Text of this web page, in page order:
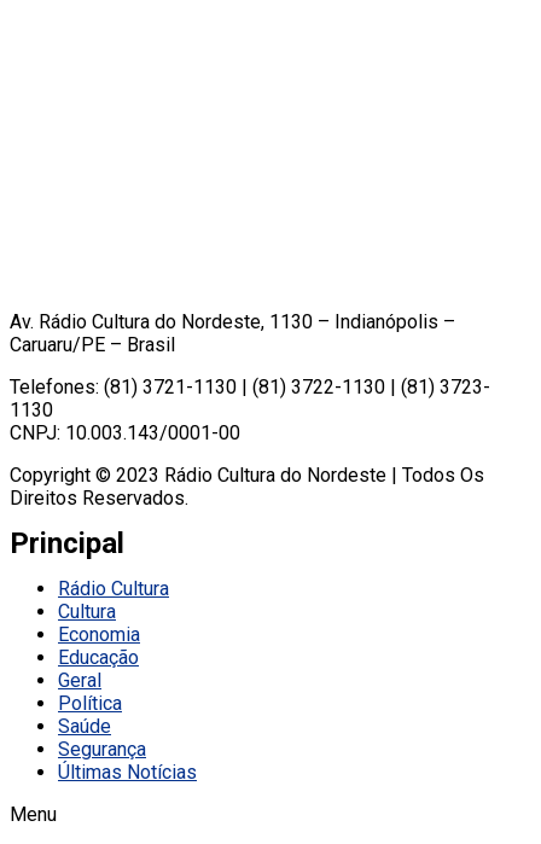
Av. Rádio Cultura do Nordeste, 1130 – Indianópolis –
Caruaru/PE – Brasil
Telefones: (81) 3721-1130 | (81) 3722-1130 | (81) 3723-
1130
CNPJ: 10.003.143/0001-00
Copyright © 2023 Rádio Cultura do Nordeste | Todos Os
Direitos Reservados.
Principal
Rádio Cultura
Cultura
Economia
Educação
Geral
Política
Saúde
Segurança
Últimas Notícias
Menu